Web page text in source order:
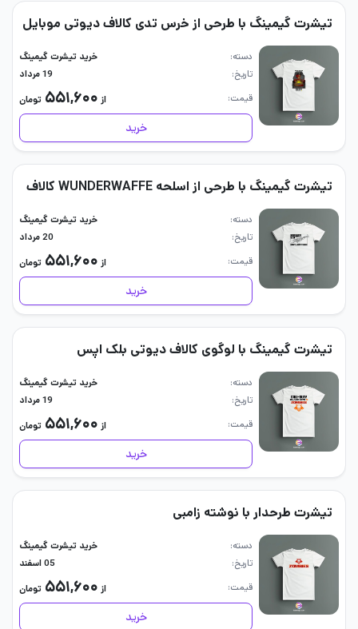
تیشرت گیمینگ با طرحی از خرس تدی کالاف دیوتی موبایل
دسته
خرید تیشرت گیمینگ
تاریخ
19 مرداد
قیمت
از ۵۵۱,۶۰۰ تومان
خرید
تیشرت گیمینگ با طرحی از اسلحه WUNDERWAFFE کالاف
دسته
خرید تیشرت گیمینگ
تاریخ
20 مرداد
قیمت
از ۵۵۱,۶۰۰ تومان
خرید
تیشرت گیمینگ با لوگوی کالاف دیوتی بلک اپس
دسته
خرید تیشرت گیمینگ
تاریخ
19 مرداد
قیمت
از ۵۵۱,۶۰۰ تومان
خرید
تیشرت طرحدار با نوشته زامبی
دسته
خرید تیشرت گیمینگ
تاریخ
05 اسفند
قیمت
از ۵۵۱,۶۰۰ تومان
خرید